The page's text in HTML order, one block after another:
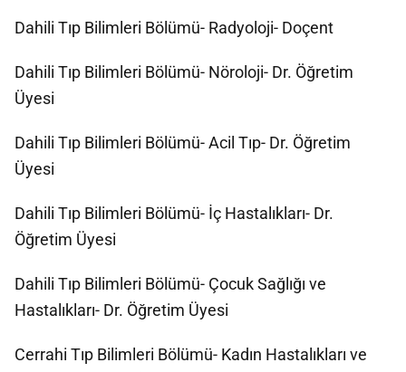
Dahili Tıp Bilimleri Bölümü- Radyoloji- Doçent
Dahili Tıp Bilimleri Bölümü- Nöroloji- Dr. Öğretim
Üyesi
Dahili Tıp Bilimleri Bölümü- Acil Tıp- Dr. Öğretim
Üyesi
Dahili Tıp Bilimleri Bölümü- İç Hastalıkları- Dr.
Öğretim Üyesi
Dahili Tıp Bilimleri Bölümü- Çocuk Sağlığı ve
Hastalıkları- Dr. Öğretim Üyesi
Cerrahi Tıp Bilimleri Bölümü- Kadın Hastalıkları ve